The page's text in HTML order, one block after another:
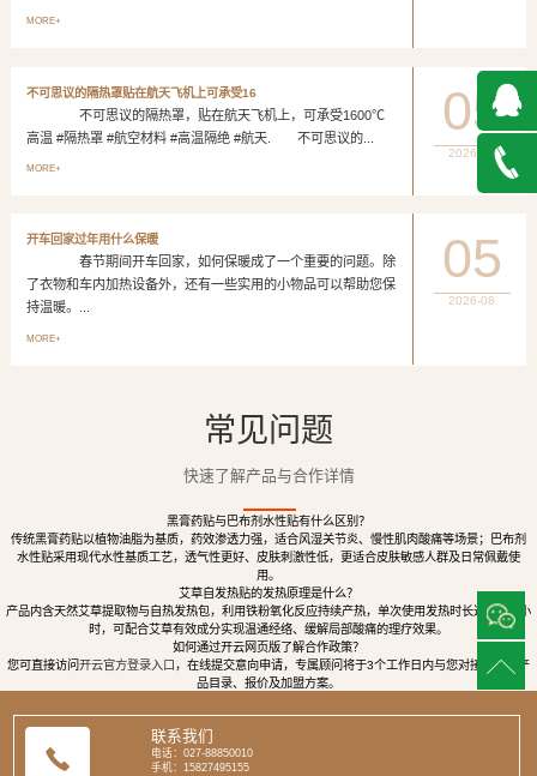
MORE+
不可思议的隔热罩贴在航天飞机上可承受16
不可思议的隔热罩，贴在航天飞机上，可承受1600℃
高温 #隔热罩 #航空材料 #高温隔绝 #航天. 不可思议的...
MORE+
05
2026-08
开车回家过年用什么保暖
春节期间开车回家，如何保暖成了一个重要的问题。除
了衣物和车内加热设备外，还有一些实用的小物品可以帮助您保
持温暖。...
MORE+
05
2026-08
常见问题
快速了解产品与合作详情
黑膏药贴与巴布剂水性贴有什么区别？
传统黑膏药贴以植物油脂为基质，药效渗透力强，适合风湿关节炎、慢性肌肉酸痛等场景；巴布剂
水性贴采用现代水性基质工艺，透气性更好、皮肤刺激性低，更适合皮肤敏感人群及日常佩戴使
用。
艾草自发热贴的发热原理是什么？
产品内含天然艾草提取物与自热发热包，利用铁粉氧化反应持续产热，单次使用发热时长达8至12小
时，可配合艾草有效成分实现温通经络、缓解局部酸痛的理疗效果。
如何通过开云网页版了解合作政策？
您可直接访问 开云官方登录入口，在线提交意向申请，专属顾问将于3个工作日内与您对接，提供产
品目录、报价及加盟方案。
联系我们
电话：027-88850010
手机：15827495155
QQ在